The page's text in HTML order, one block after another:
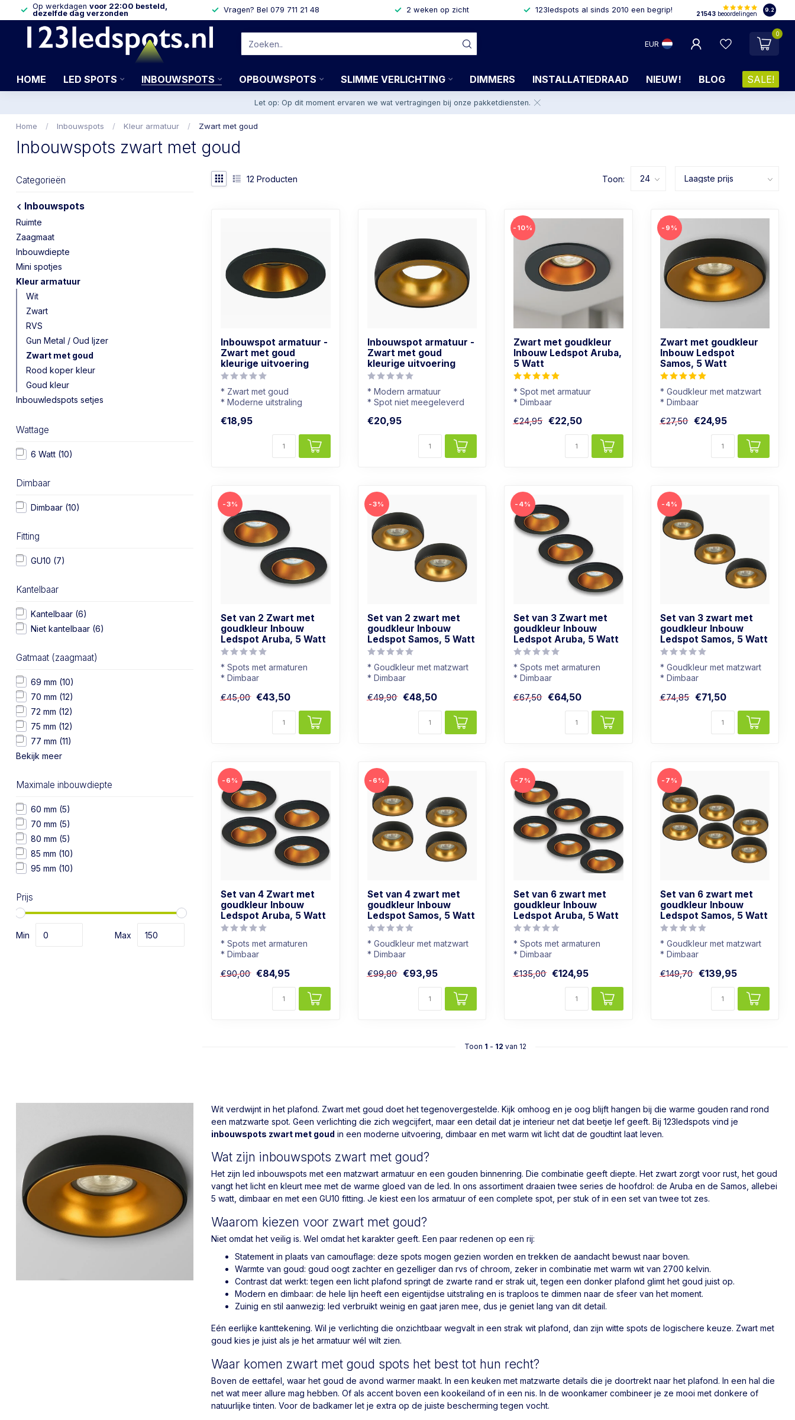
Op werkdagen voor 22:00 besteld,
dezelfde dag verzonden
Vragen? Bel 079 711 21 48 2 weken op zicht 123ledspots al sinds 2010 een begrip! 21543 beoordelingen
9.2
EUR
0
HOME LED SPOTS INBOUWSPOTS OPBOUWSPOTS SLIMME VERLICHTING DIMMERS INSTALLATIEDRAAD NIEUW! BLOG SALE!
Let op: Op dit moment ervaren we wat vertragingen bij onze pakketdiensten.
Home / Inbouwspots / Kleur armatuur / Zwart met goud
Inbouwspots zwart met goud
Categorieën
Inbouwspots
Ruimte
Zaagmaat
Inbouwdiepte
Mini spotjes
Kleur armatuur
Wit
Zwart
RVS
Gun Metal / Oud Ijzer
Zwart met goud
Rood koper kleur
Goud kleur
Inbouwledspots setjes
Wattage
6 Watt (10)
Dimbaar
Dimbaar (10)
Fitting
GU10 (7)
Kantelbaar
Kantelbaar (6)
Niet kantelbaar (6)
Gatmaat (zaagmaat)
69 mm (10)
70 mm (12)
72 mm (12)
75 mm (12)
77 mm (11)
Bekijk meer
Maximale inbouwdiepte
60 mm (5)
70 mm (5)
80 mm (5)
85 mm (10)
95 mm (10)
Prijs
Min Max
12 Producten Toon:
Inbouwspot armatuur -
Zwart met goud
kleurige uitvoering
* Zwart met goud
* Moderne uitstraling
€18,95
Inbouwspot armatuur -
Zwart met goud
kleurige uitvoering
* Modern armatuur
* Spot niet meegeleverd
€20,95
-10%
Zwart met goudkleur
Inbouw Ledspot Aruba,
5 Watt
* Spot met armatuur
* Dimbaar
* Zwart met goudkleur
€24,95 €22,50
-9%
Zwart met goudkleur
Inbouw Ledspot
Samos, 5 Watt
* Goudkleur met matzwart
* Dimbaar
* Moderne uitstraling
€27,50 €24,95
-3%
Set van 2 Zwart met
goudkleur Inbouw
Ledspot Aruba, 5 Watt
* Spots met armaturen
* Dimbaar
* Zwart met goudkleur
€45,00 €43,50
-3%
Set van 2 zwart met
goudkleur Inbouw
Ledspot Samos, 5 Watt
* Goudkleur met matzwart
* Dimbaar
* Moderne uitstraling
€49,90 €48,50
-4%
Set van 3 Zwart met
goudkleur Inbouw
Ledspot Aruba, 5 Watt
* Spots met armaturen
* Dimbaar
* Zwart met goudkleur
€67,50 €64,50
-4%
Set van 3 zwart met
goudkleur Inbouw
Ledspot Samos, 5 Watt
* Goudkleur met matzwart
* Dimbaar
* Moderne uitstraling
€74,85 €71,50
-6%
Set van 4 Zwart met
goudkleur Inbouw
Ledspot Aruba, 5 Watt
* Spots met armaturen
* Dimbaar
* Zwart met goudkleur
€90,00 €84,95
-6%
Set van 4 zwart met
goudkleur Inbouw
Ledspot Samos, 5 Watt
* Goudkleur met matzwart
* Dimbaar
* Moderne uitstraling
€99,80 €93,95
-7%
Set van 6 zwart met
goudkleur Inbouw
Ledspot Aruba, 5 Watt
* Spots met armaturen
* Dimbaar
* Zwart met goudkleur
€135,00 €124,95
-7%
Set van 6 zwart met
goudkleur Inbouw
Ledspot Samos, 5 Watt
* Goudkleur met matzwart
* Dimbaar
* Moderne uitstraling
€149,70 €139,95
Toon 1 - 12 van 12
Wit verdwijnt in het plafond. Zwart met goud doet het tegenovergestelde. Kijk omhoog en je oog blijft hangen bij die warme gouden rand rond
een matzwarte spot. Geen verlichting die zich wegcijfert, maar een detail dat je interieur net dat beetje lef geeft. Bij 123ledspots vind je
inbouwspots zwart met goud in een moderne uitvoering, dimbaar en met warm wit licht dat de goudtint laat leven.
Wat zijn inbouwspots zwart met goud?
Het zijn led inbouwspots met een matzwart armatuur en een gouden binnenring. Die combinatie geeft diepte. Het zwart zorgt voor rust, het goud
vangt het licht en kleurt mee met de warme gloed van de led. In ons assortiment draaien twee series de hoofdrol: de Aruba en de Samos, allebei
5 watt, dimbaar en met een GU10 fitting. Je kiest een los armatuur of een complete spot, per stuk of in een set van twee tot zes.
Waarom kiezen voor zwart met goud?
Niet omdat het veilig is. Wel omdat het karakter geeft. Een paar redenen op een rij:
Statement in plaats van camouflage: deze spots mogen gezien worden en trekken de aandacht bewust naar boven.
Warmte van goud: goud oogt zachter en gezelliger dan rvs of chroom, zeker in combinatie met warm wit van 2700 kelvin.
Contrast dat werkt: tegen een licht plafond springt de zwarte rand er strak uit, tegen een donker plafond glimt het goud juist op.
Modern en dimbaar: de hele lijn heeft een eigentijdse uitstraling en is traploos te dimmen naar de sfeer van het moment.
Zuinig en stil aanwezig: led verbruikt weinig en gaat jaren mee, dus je geniet lang van dit detail.
Eén eerlijke kanttekening. Wil je verlichting die onzichtbaar wegvalt in een strak wit plafond, dan zijn witte spots de logischere keuze. Zwart met
goud kies je juist als je het armatuur wél wilt zien.
Waar komen zwart met goud spots het best tot hun recht?
Boven de eettafel, waar het goud de avond warmer maakt. In een keuken met matzwarte details die je doortrekt naar het plafond. In een hal die
net wat meer allure mag hebben. Of als accent boven een kookeiland of in een nis. In de woonkamer combineer je ze mooi met donkere of
natuurlijke tinten. Voor de badkamer let je extra op de juiste bescherming tegen vocht.